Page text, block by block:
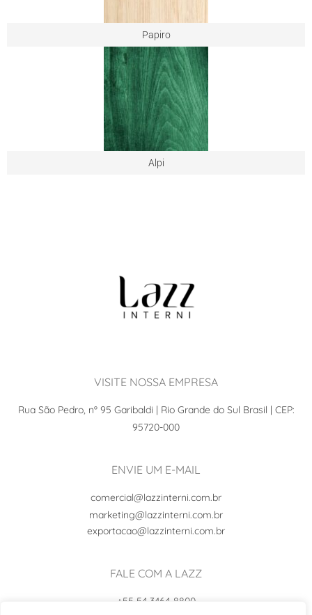
Papiro
Alpi
VISITE NOSSA EMPRESA
Rua São Pedro, nº 95 Garibaldi | Rio Grande do Sul Brasil | CEP:
95720-000
ENVIE UM E-MAIL
comercial@lazzinterni.com.br
marketing@lazzinterni.com.br
exportacao@lazzinterni.com.br
FALE COM A LAZZ
+55 54 3464-8800